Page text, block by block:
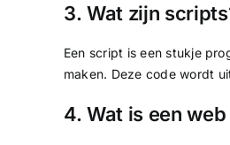
3. Wat zijn
Een script is een stukje
maken. Deze code wordt
4. Wat is een